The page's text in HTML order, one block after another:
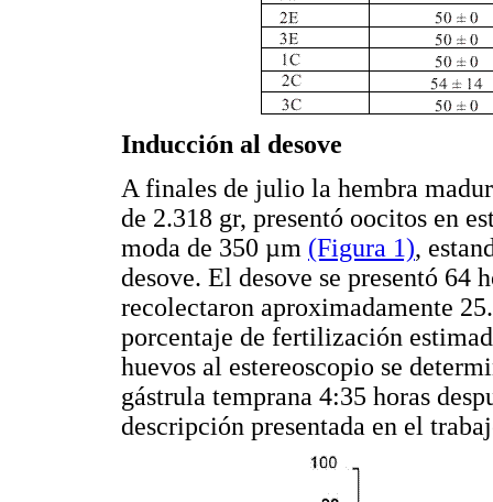
Inducción al desove
A finales de julio la hembra
de 2.318 gr, presentó oocitos en
moda de 350 µm (Figura 1),
desove. El desove se presentó 64
recolectaron aproximadamente
porcentaje de fertilización
huevos al estereoscopio se
gástrula temprana 4:35 horas
descripción presentada en el